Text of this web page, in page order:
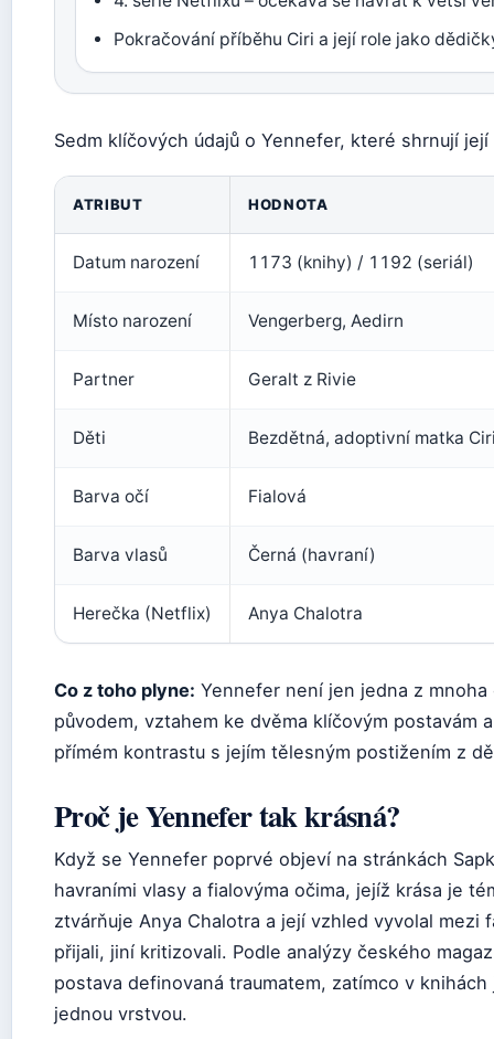
Pokračování příběhu Ciri a její role jako
Sedm klíčových údajů o Yennefer, které shrnují
ATRIBUT HODNOTA
Datum narození 1173 (knihy) / 1192 (seriál)
Místo narození Vengerberg, Aedirn
Partner Geralt z Rivie
Děti Bezdětná, adoptivní matka
Barva očí Fialová
Barva vlasů Černá (havraní)
Herečka (Netflix) Anya Chalotra
Co z toho plyne: Yennefer není jen jedna z
původem, vztahem ke dvěma klíčovým postavám
přímém kontrastu s jejím tělesným postižením z
Proč je Yennefer tak krásná?
Když se Yennefer poprvé objeví na stránkách
havraními vlasy a fialovýma očima, jejíž krása je
ztvárňuje Anya Chalotra a její vzhled vyvolal mezi
přijali, jiní kritizovali. Podle analýzy českého
postava definovaná traumatem, zatímco v
jednou vrstvou.